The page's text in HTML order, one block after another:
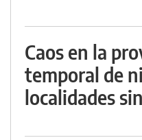
Caos en la
temporal de
localidades